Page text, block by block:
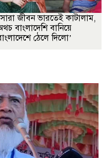
জীবন ভারতেই কাটালাম,
বাংলাদেশি বানিয়ে
ঠেলে দিলো’